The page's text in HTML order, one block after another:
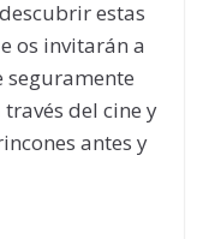
estas
os invitarán a
seguramente
del cine y
antes y